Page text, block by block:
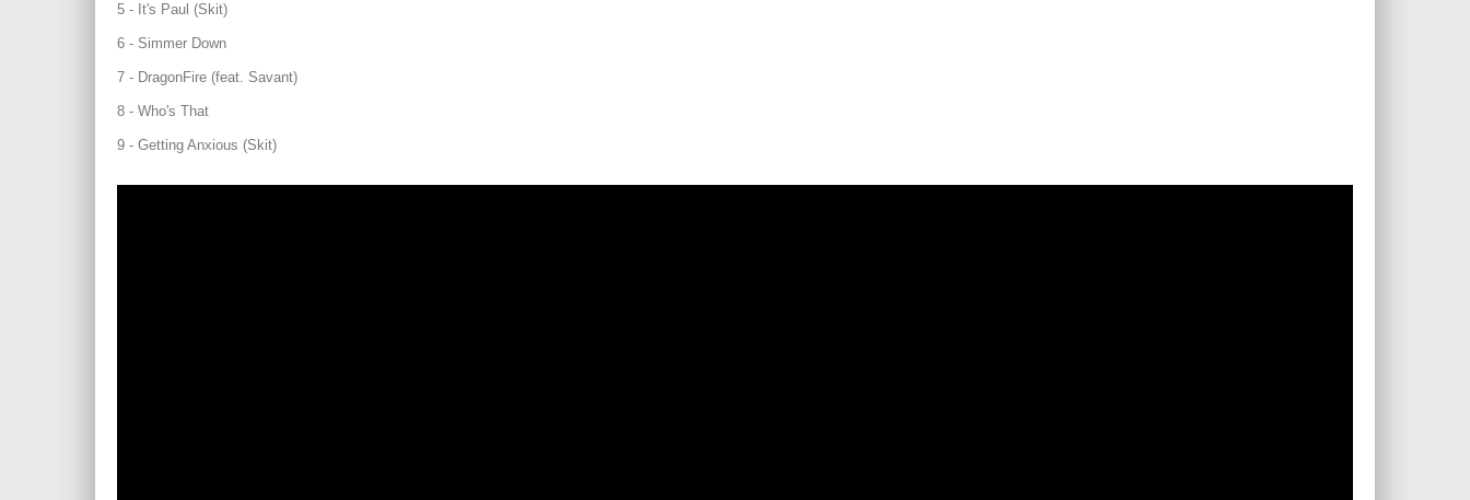
5 - It's Paul (Skit)
6 - Simmer Down
7 - DragonFire (feat. Savant)
8 - Who's That
9 - Getting Anxious (Skit)